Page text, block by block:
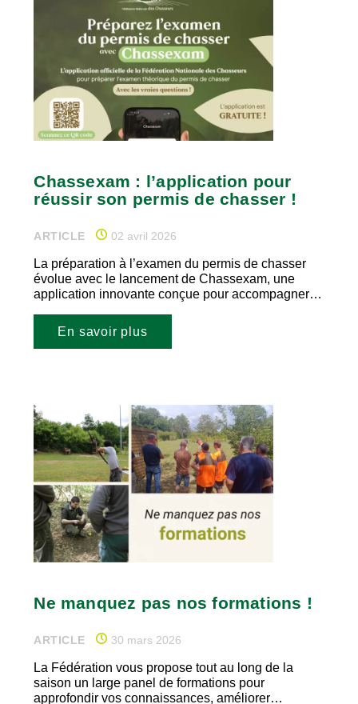
Chassexam : l’application pour
réussir son permis de chasser !
ARTICLE 02 avril 2026
La préparation à l’examen du permis de chasser
évolue avec le lancement de Chassexam, une
application innovante conçue pour accompagner…
En savoir plus
Ne manquez pas nos formations !
ARTICLE 30 mars 2026
La Fédération vous propose tout au long de la
saison un large panel de formations pour
approfondir vos connaissances, améliorer…